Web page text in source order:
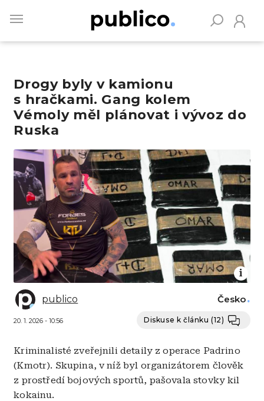
main
Drogy byly v kamionu
s hračkami. Gang kolem
Vémoly měl plánovat i vývoz do
Ruska
Obrázek
publico
20. 1. 2026 - 10:56
Česko
Diskuse k článku(12)
Kriminalisté zveřejnili detaily z operace Padrino
(Kmotr). Skupina, v níž byl organizátorem člověk
z prostředí bojových sportů, pašovala stovky kil
kokainu.
Vyhledávejte na Publiku